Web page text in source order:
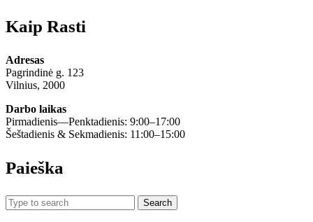
Kaip Rasti
Adresas
Pagrindinė g. 123
Vilnius, 2000
Darbo laikas
Pirmadienis—Penktadienis: 9:00–17:00
Šeštadienis & Sekmadienis: 11:00–15:00
Paieška
Search
for: